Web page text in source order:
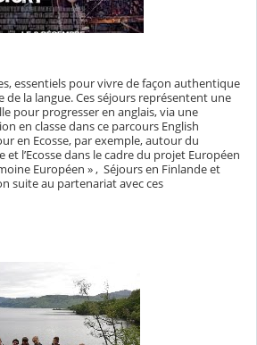
essentiels pour vivre de façon authentique
de la langue. Ces séjours représentent une
pour progresser en anglais, via une
en classe dans ce parcours English
en Ecosse, par exemple, autour du
et l’Ecosse dans le cadre du projet Européen
Européen » , Séjours en Finlande et
suite au partenariat avec ces